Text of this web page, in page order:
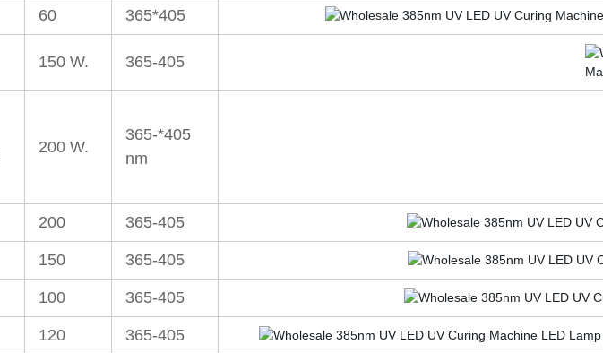
60 365*405
150 W. 365-405
200 W.
365-*405
nm
200 365-405
150 365-405
100 365-405
120 365-405